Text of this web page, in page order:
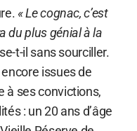
« Le cognac, c’est
du plus génial à la
t-il sans sourciller.
issues de
à ses convictions,
: un 20 ans d’âge